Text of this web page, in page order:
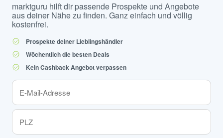
marktguru hilft dir passende Prospekte und Angebote
aus deiner Nähe zu finden. Ganz einfach und völlig
kostenfrei.
Prospekte deiner Lieblingshändler
Wöchentlich die besten Deals
Kein Cashback Angebot verpassen